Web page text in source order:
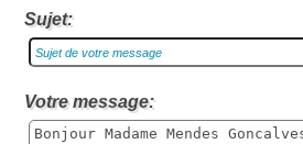
Sujet:
Votre message: